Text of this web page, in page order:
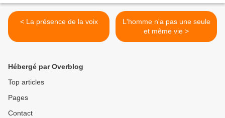
< La présence de la voix
L'homme n'a pas une seule
et même vie >
Hébergé par Overblog
Top articles
Pages
Contact